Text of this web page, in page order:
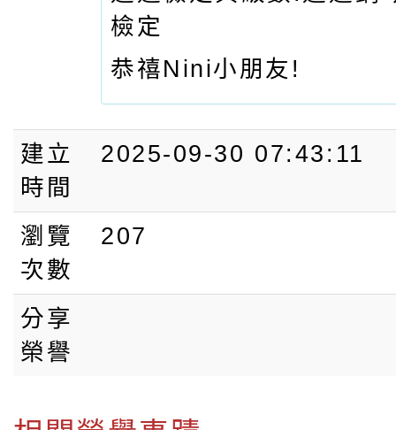
檢定
恭禧Nini小朋友!
建立
時間
2025-09-30 07:43:11
瀏覽
次數
207
分享
榮譽